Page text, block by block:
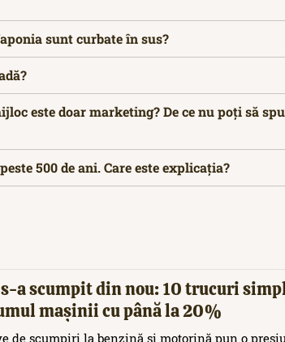
sunt curbate în sus?
este doar marketing? De ce nu poți să
500 de ani. Care este explicația?
a scumpit din nou: 10 trucuri
mașinii cu până la 20%
de scumpiri la benzină și motorină pun o